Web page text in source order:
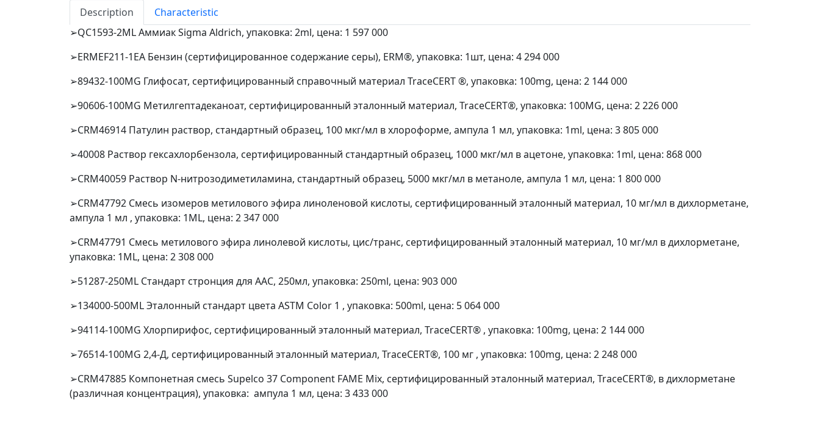
Description
Characteristic
➢QC1593-2ML Аммиак Sigma Aldrich, упаковка: 2ml, цена: 1 597 000
➢ERMEF211-1EA Бензин (сертифицированное содержание серы), ERM®, упаковка: 1шт, цена: 4 294 000
➢89432-100MG Глифосат, сертифицированный справочный материал TraceCERT ®, упаковка: 100mg, цена: 2 144 000
➢90606-100MG Метилгептадеканоат, сертифицированный эталонный материал, TraceCERT®, упаковка: 100MG, цена: 2 226 000
➢CRM46914 Патулин раствор, стандартный образец, 100 мкг/мл в хлороформе, ампула 1 мл, упаковка: 1ml, цена: 3 805 000
➢40008 Раствор гексахлорбензола, сертифицированный стандартный образец, 1000 мкг/мл в ацетоне, упаковка: 1ml, цена: 868 000
➢CRM40059 Раствор N-нитрозодиметиламина, стандартный образец, 5000 мкг/мл в метаноле, ампула 1 мл, цена: 1 800 000
➢CRM47792 Смесь изомеров метилового эфира линоленовой кислоты, сертифицированный эталонный материал, 10 мг/мл в дихлорметане,
ампула 1 мл , упаковка: 1ML, цена: 2 347 000
➢CRM47791 Смесь метилового эфира линолевой кислоты, цис/транс, сертифицированный эталонный материал, 10 мг/мл в дихлорметане,
упаковка: 1ML, цена: 2 308 000
➢51287-250ML Стандарт стронция для ААС, 250мл, упаковка: 250ml, цена: 903 000
➢134000-500ML Эталонный стандарт цвета ASTM Color 1 , упаковка: 500ml, цена: 5 064 000
➢94114-100MG Хлорпирифос, сертифицированный эталонный материал, TraceCERT® , упаковка: 100mg, цена: 2 144 000
➢76514-100MG 2,4-Д, сертифицированный эталонный материал, TraceCERT®, 100 мг , упаковка: 100mg, цена: 2 248 000
➢CRM47885 Компонетная смесь Supelco 37 Component FAME Mix, сертифицированный эталонный материал, TraceCERT®, в дихлорметане
(различная концентрация), упаковка: ампула 1 мл, цена: 3 433 000